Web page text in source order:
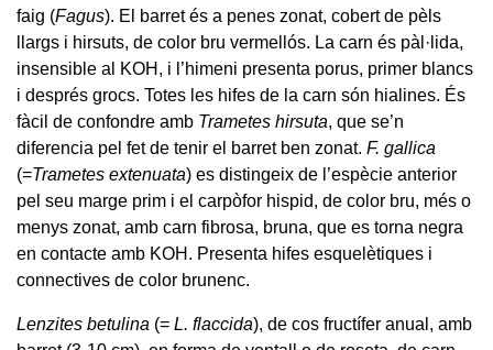
faig (Fagus). El barret és a penes zonat, cobert de pèls
llargs i hirsuts, de color bru vermellós. La carn és pàl·lida,
insensible al KOH, i l’himeni presenta porus, primer blancs
i després grocs. Totes les hifes de la carn són hialines. És
fàcil de confondre amb Trametes hirsuta, que se’n
diferencia pel fet de tenir el barret ben zonat. F. gallica
(=Trametes extenuata) es distingeix de l’espècie anterior
pel seu marge prim i el carpòfor hispid, de color bru, més o
menys zonat, amb carn fibrosa, bruna, que es torna negra
en contacte amb KOH. Presenta hifes esquelètiques i
connectives de color brunenc.
Lenzites betulina (= L. flaccida), de cos fructífer anual, amb